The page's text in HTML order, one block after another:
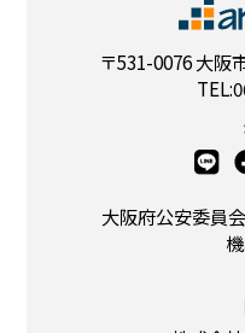
〒531-0076 大阪
大阪府公安委員